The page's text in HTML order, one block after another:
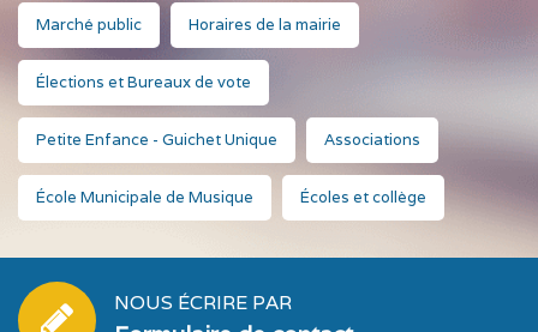
Marché public Horaires de la mairie
Élections et Bureaux de vote
Petite Enfance - Guichet Unique Associations
École Municipale de Musique Écoles et collège
NOUS ÉCRIRE PAR